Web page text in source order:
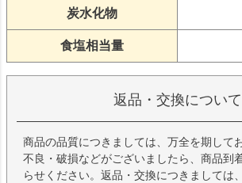
炭水化物
食塩相当量
返品・交換について
商品の品質につきましては、万全を期して
不良・破損などがございましたら、商品到
らせください。返品・交換につきましては